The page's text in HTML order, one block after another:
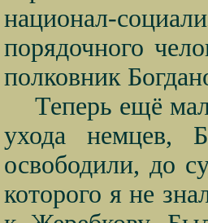
национал-
порядочного
полковник
Теперь ещё
ухода немцев,
освободили, до
которого я не